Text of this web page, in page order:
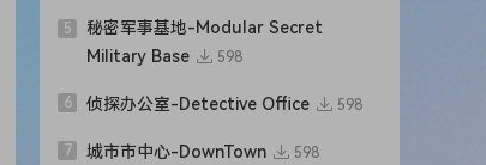
5
秘密军事基地-Modular Secret
Military Base
598
6 侦探办公室-Detective Office 598
7 城市市中心-DownTown 598